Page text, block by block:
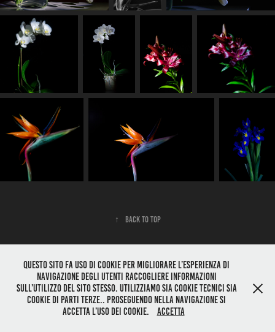
↑ Back to Top
Powered byMaurizio Lenzi
Questo sito fa uso di cookie per migliorare l’esperienza di
navigazione degli utenti raccogliere informazioni
sull’utilizzo del sito stesso. Utilizziamo sia cookie tecnici sia
cookie di parti terze.. Proseguendo nella navigazione si
accetta l’uso dei cookie.
Accetta